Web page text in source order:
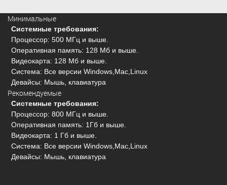
Минимальные
Системные требования:
Процессор: 500 МГц и выше.
Оперативная память: 128 Мб и выше.
Видеокарта: 128 Мб и выше.
Система: Все версии Windows,Mac,Linux
Девайсы: Мышь, клавиатура
Рекомендуемые
Системные требования:
Процессор: 800 МГц и выше.
Оперативная память: 1Гб и выше.
Видеокарта: 1 Гб и выше.
Система: Все версии Windows,Mac,Linux
Девайсы: Мышь, клавиатура